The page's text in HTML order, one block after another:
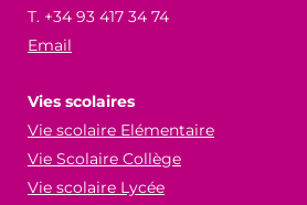
T. +34 93 417 34 74
Email
Vies scolaires
Vie scolaire Elémentaire
Vie Scolaire Collège
Vie scolaire Lycée